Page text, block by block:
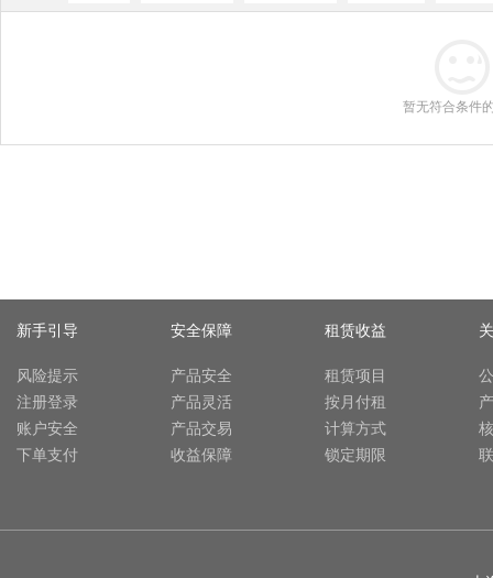
暂无符合条件
新手引导
风险提示
注册登录
账户安全
下单支付
安全保障
产品安全
产品灵活
产品交易
收益保障
租赁收益
租赁项目
按月付租
计算方式
锁定期限